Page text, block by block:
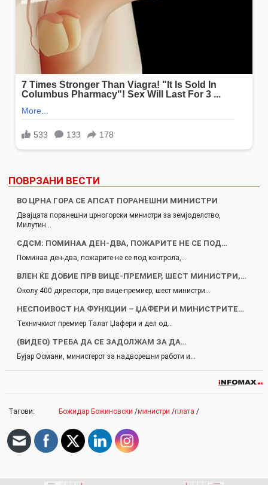
ПОВРЗАНИ ВЕСТИ
ВО ЦРНА ГОРА СЕ АПСАТ ПОРАНЕШНИ МИНИСТРИ
Двајцата поранешни црногорски министри за земјоделство,
Милутин…
СДСМ: ПОМИНАА ДЕН-ДВА, ПОЖАРИТЕ НЕ СЕ ПОД…
Поминаа ден-два, пожарите не се под контрола,…
ВЛЕН ЌЕ ДОБИЕ ПРВ ВИЦЕ-ПРЕМИЕР, ШЕСТ МИНИСТРИ,…
Околу 400 директори, прв вице-премиер, шест министри…
НЕСПОИВОСТ НА ФУНКЦИИ – ЏАФЕРИ И МИНИСТРИТЕ…
Техничкиот премиер Талат Џафери и дел од…
(ВИДЕО) ТРЕБА ДА СЕ ЗАДОЛЖАМ ЗА ДА…
Бујар Османи, министерот за надворешни работи и…
Тагови: Божидар Божиновски /министри /плата /